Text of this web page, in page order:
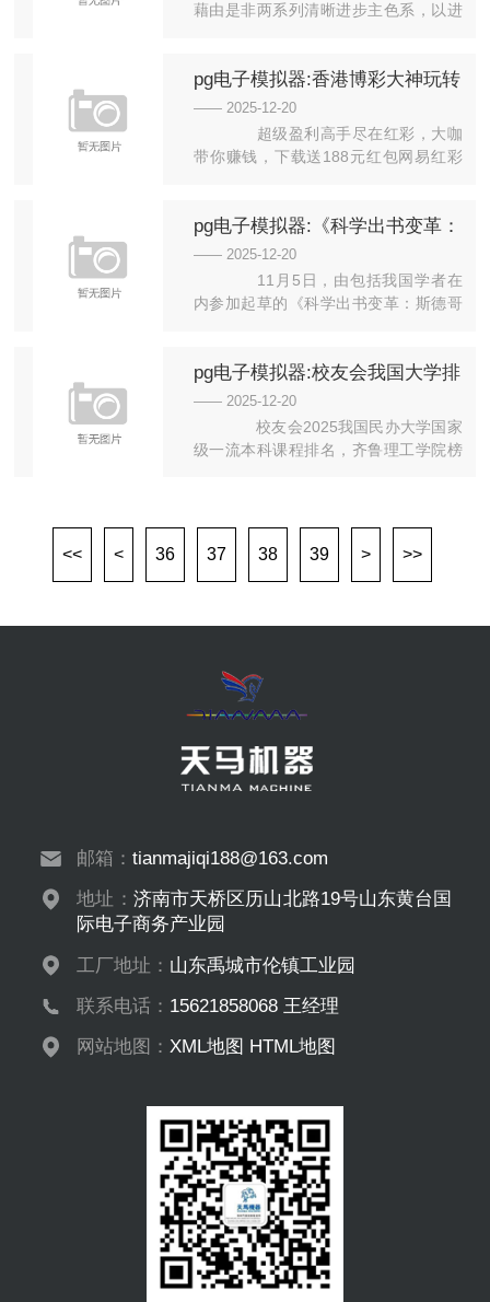
藉由是非两系列清晰进步主色系，以进
pg电子模拟器:香港博彩大神玩转
国内足彩!近11中10 中7200倍赚
—— 2025-12-20
超级盈利高手尽在红彩，大咖
带你赚钱，下载送188元红包网易红彩
pg电子模拟器:《科学出书变革：
斯德哥尔摩宣言》发布
—— 2025-12-20
11月5日，由包括我国学者在
内参加起草的《科学出书变革：斯德哥
pg电子模拟器:校友会我国大学排
名艾瑞深
—— 2025-12-20
校友会2025我国民办大学国家
级一流本科课程排名，齐鲁理工学院榜
<< < 36 37 38 39 > >>
邮箱：tianmajiqi188@163.com
地址： 济南市天桥区历山北路19号山东黄台国
际电子商务产业园
工厂地址： 山东禹城市伦镇工业园
联系电话： 15621858068 王经理
网站地图：XML地图 HTML地图